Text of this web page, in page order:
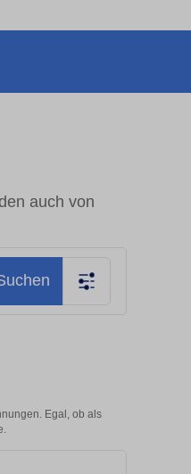
auch von
Egal, ob als